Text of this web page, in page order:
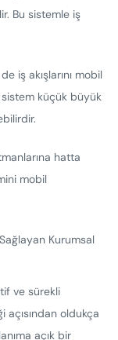
Bu sistemle iş
iş akışlarını mobil
küçük büyük
hatta
mobil
Kurumsal
ve sürekli
açısından oldukça
açık bir